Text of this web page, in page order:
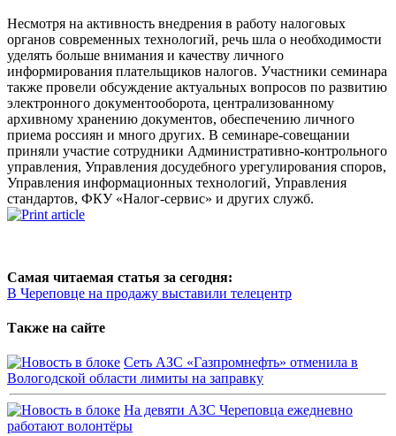
Несмотря на активность внедрения в работу налоговых
органов современных технологий, речь шла о необходимости
уделять больше внимания и качеству личного
информирования плательщиков налогов. Участники семинара
также провели обсуждение актуальных вопросов по развитию
электронного документооборота, централизованному
архивному хранению документов, обеспечению личного
приема россиян и много других. В семинаре-совещании
приняли участие сотрудники Административно-контрольного
управления, Управления досудебного урегулирования споров,
Управления информационных технологий, Управления
стандартов, ФКУ «Налог-сервис» и других служб.
Самая читаемая статья за сегодня:
В Череповце на продажу выставили телецентр
Также на сайте
Сеть АЗС «Газпромнефть» отменила в
Вологодской области лимиты на заправку
На девяти АЗС Череповца ежедневно
работают волонтёры